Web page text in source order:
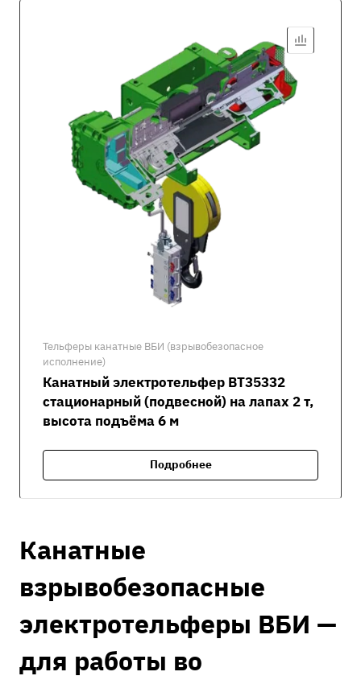
Тельферы канатные ВБИ (взрывобезопасное
исполнение)
Канатный электротельфер ВТ35332
стационарный (подвесной) на лапах 2 т,
высота подъёма 6 м
Подробнее
Канатные
взрывобезопасные
электротельферы ВБИ —
для работы во